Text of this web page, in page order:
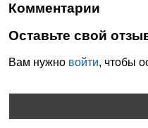
Комментарии
Оставьте свой
Вам нужно войти, чтобы